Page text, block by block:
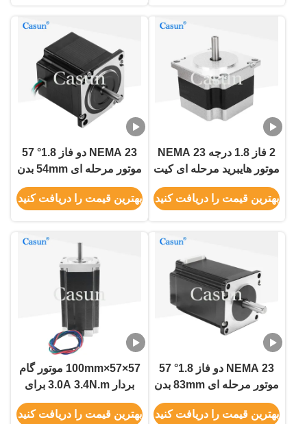
2 فاز 1.8 درجه NEMA 23
موتور هایبرید مرحله ای کیت
موتور مرحله ای CNC با CE
بهترین قیمت را دریافت کنید
NEMA 23 دو فاز 1.8° 57
موتور مرحله ای 54mm بدن
1.0A ماشین چاپ
بهترین قیمت را دریافت کنید
NEMA 23 دو فاز 1.8° 57
موتور مرحله ای 83mm بدن
چرخش بالا 2.8A برای
ماشین نساجی
بهترین قیمت را دریافت کنید
57×57×100mm موتور گام
بردار 3.0A 3.4N.m برای
کمربند حمل NEMA 23
بهترین قیمت را دریافت کنید